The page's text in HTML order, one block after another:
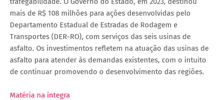
mais de R$ 108 milhões para ações desenvolvidas pelo
Departamento Estadual de Estradas de Rodagem e
Transportes (DER-RO), com serviços das seis usinas de
asfalto. Os investimentos refletem na atuação das usinas de
asfalto para atender às demandas existentes, com o intuito
de continuar promovendo o desenvolvimento das regiões.
Matéria na íntegra